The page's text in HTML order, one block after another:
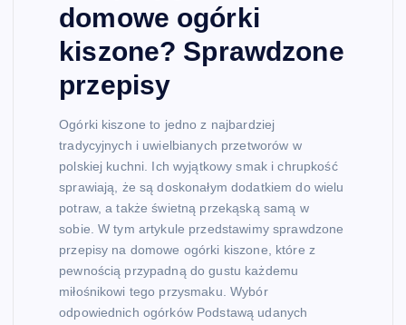
domowe ogórki
kiszone? Sprawdzone
przepisy
Ogórki kiszone to jedno z najbardziej
tradycyjnych i uwielbianych przetworów w
polskiej kuchni. Ich wyjątkowy smak i chrupkość
sprawiają, że są doskonałym dodatkiem do wielu
potraw, a także świetną przekąską samą w
sobie. W tym artykule przedstawimy sprawdzone
przepisy na domowe ogórki kiszone, które z
pewnością przypadną do gustu każdemu
miłośnikowi tego przysmaku. Wybór
odpowiednich ogórków Podstawą udanych